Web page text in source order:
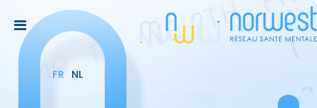
FR NL